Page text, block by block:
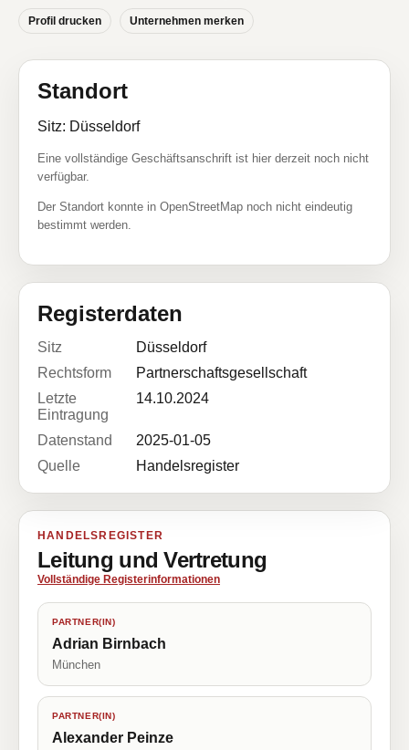
Profil drucken Unternehmen merken
Standort
Sitz: Düsseldorf
Eine vollständige Geschäftsanschrift ist hier derzeit noch nicht
verfügbar.
Der Standort konnte in OpenStreetMap noch nicht eindeutig
bestimmt werden.
Registerdaten
Sitz
Düsseldorf
Rechtsform
Partnerschaftsgesellschaft
Letzte
Eintragung
14.10.2024
Datenstand
2025-01-05
Quelle
Handelsregister
HANDELSREGISTER
Leitung und Vertretung
Vollständige Registerinformationen
PARTNER(IN)
Adrian Birnbach
München
PARTNER(IN)
Alexander Peinze